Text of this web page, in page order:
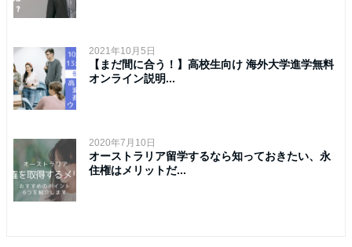
2021年10月5日
【まだ間に合う！】高校生向け 海外大学進学無料
オンライン説明...
2020年7月10日
オーストラリア留学するなら知っておきたい、永
住権はメリットだ...